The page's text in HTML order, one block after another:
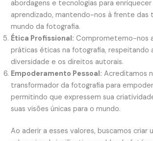
abordagens e tecnologias para
aprendizado, mantendo-nos à frente das
mundo da fotografia.
Ética Profissional: Comprometemo-nos
práticas éticas na fotografia, respeitando
diversidade e os direitos autorais.
Empoderamento Pessoal: Acreditamos
transformador da fotografia para
permitindo que expressem sua
suas visões únicas para o mundo.
Ao aderir a esses valores, buscamos criar